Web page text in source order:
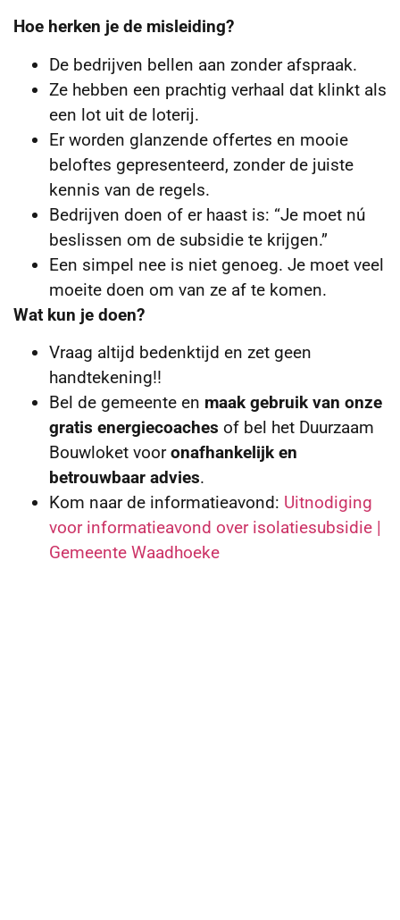
Hoe herken je de misleiding?
De bedrijven bellen aan zonder afspraak.
Ze hebben een prachtig verhaal dat klinkt als
een lot uit de loterij.
Er worden glanzende offertes en mooie
beloftes gepresenteerd, zonder de juiste
kennis van de regels.
Bedrijven doen of er haast is: “Je moet nú
beslissen om de subsidie te krijgen.”
Een simpel nee is niet genoeg. Je moet veel
moeite doen om van ze af te komen.
Wat kun je doen?
Vraag altijd bedenktijd en zet geen
handtekening!!
Bel de gemeente en maak gebruik van onze
gratis energiecoaches of bel het Duurzaam
Bouwloket vooronafhankelijk en
betrouwbaar advies.
Kom naar de informatieavond: Uitnodiging
voor informatieavond over isolatiesubsidie |
Gemeente Waadhoeke